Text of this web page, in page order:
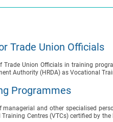
Trade Union Officials
Union Officials in training
Authority (HRDA) as Vocational
Programmes
and other specialised
Centres (VTCs) certified by